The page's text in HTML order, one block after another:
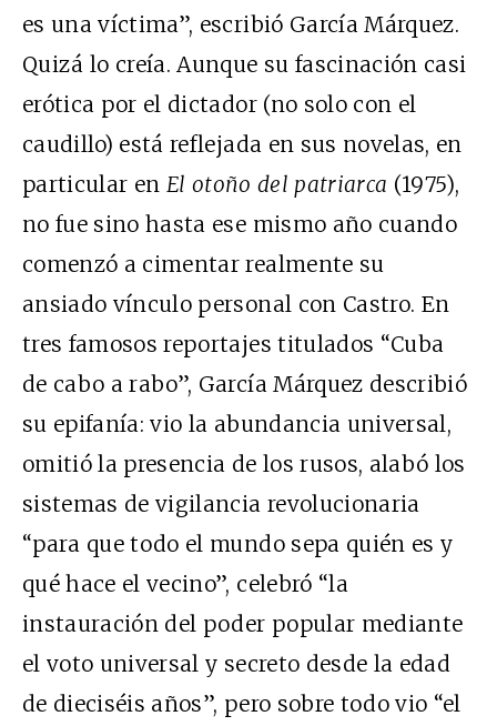
es una víctima”, escribió García Márquez.
Quizá lo creía. Aunque su fascinación casi
erótica por el dictador (no solo con el
caudillo) está reflejada en sus novelas, en
particular en El otoño del patriarca (1975),
no fue sino hasta ese mismo año cuando
comenzó a cimentar realmente su
ansiado vínculo personal con Castro. En
tres famosos reportajes titulados “Cuba
de cabo a rabo”, García Márquez describió
su epifanía: vio la abundancia universal,
omitió la presencia de los rusos, alabó los
sistemas de vigilancia revolucionaria
“para que todo el mundo sepa quién es y
qué hace el vecino”, celebró “la
instauración del poder popular mediante
el voto universal y secreto desde la edad
de dieciséis años”, pero sobre todo vio “el